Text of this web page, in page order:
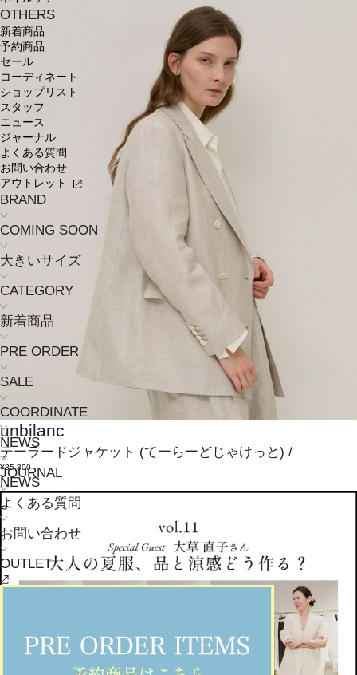
OTHERS
新着商品
予約商品
セール
コーディネート
ショップリスト
スタッフ
ニュース
ジャーナル
よくある質問
お問い合わせ
アウトレット
BRAND
COMING SOON
大きいサイズ
CATEGORY
新着商品
PRE ORDER
SALE
COORDINATE
NEWS
JOURNAL
よくある質問
お問い合わせ
OUTLET
unbilanc
テーラードジャケット (てーらーどじゃけっと) /
¥85,800
NEWS